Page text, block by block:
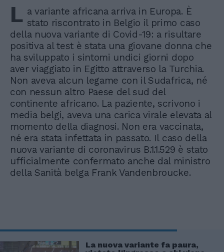
L a variante africana arriva in Europa. È
stato riscontrato in Belgio il primo caso
della nuova variante di Covid-19: a risultare
positiva al test è stata una giovane donna che
ha sviluppato i sintomi undici giorni dopo
aver viaggiato in Egitto attraverso la Turchia.
Non aveva alcun legame con il Sudafrica, né
con nessun altro Paese del sud del
continente africano. La paziente, scrivono i
media belgi, aveva una carica virale elevata al
momento della diagnosi. Non era vaccinata,
né era stata infettata in passato. Il caso della
nuova variante di coronavirus B.1.1.529 è stato
ufficialmente confermato anche dal ministro
della Sanità belga Frank Vandenbroucke.
La nuova variante fa paura,